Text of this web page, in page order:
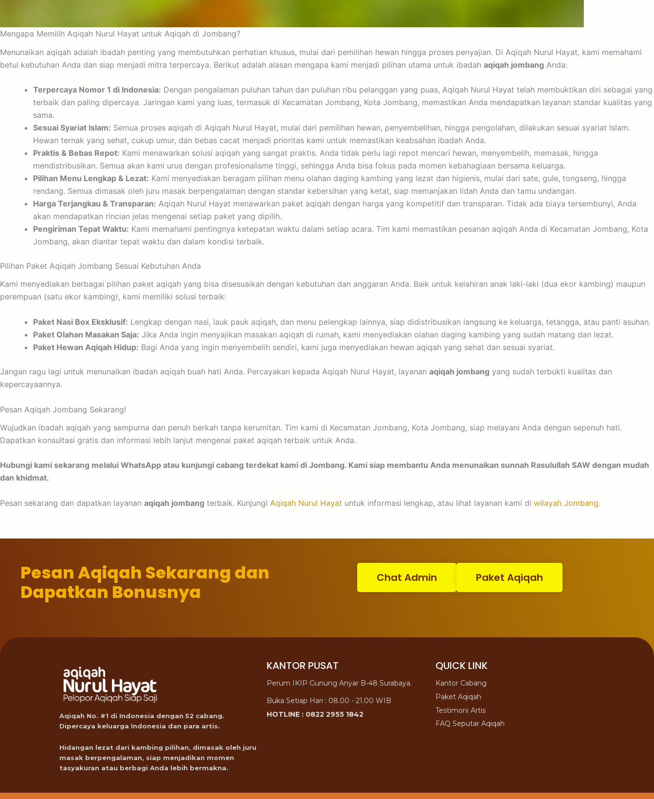
Mengapa Memilih Aqiqah Nurul Hayat untuk Aqiqah di Jombang?
Menunaikan aqiqah adalah ibadah penting yang membutuhkan perhatian khusus, mulai dari pemilihan hewan hingga proses penyajian. Di Aqiqah Nurul Hayat, kami memahami
betul kebutuhan Anda dan siap menjadi mitra terpercaya. Berikut adalah alasan mengapa kami menjadi pilihan utama untuk ibadah aqiqah jombang Anda:
Terpercaya Nomor 1 di Indonesia: Dengan pengalaman puluhan tahun dan puluhan ribu pelanggan yang puas, Aqiqah Nurul Hayat telah membuktikan diri sebagai yang
terbaik dan paling dipercaya. Jaringan kami yang luas, termasuk di Kecamatan Jombang, Kota Jombang, memastikan Anda mendapatkan layanan standar kualitas yang
sama.
Sesuai Syariat Islam: Semua proses aqiqah di Aqiqah Nurul Hayat, mulai dari pemilihan hewan, penyembelihan, hingga pengolahan, dilakukan sesuai syariat Islam.
Hewan ternak yang sehat, cukup umur, dan bebas cacat menjadi prioritas kami untuk memastikan keabsahan ibadah Anda.
Praktis & Bebas Repot: Kami menawarkan solusi aqiqah yang sangat praktis. Anda tidak perlu lagi repot mencari hewan, menyembelih, memasak, hingga
mendistribusikan. Semua akan kami urus dengan profesionalisme tinggi, sehingga Anda bisa fokus pada momen kebahagiaan bersama keluarga.
Pilihan Menu Lengkap & Lezat: Kami menyediakan beragam pilihan menu olahan daging kambing yang lezat dan higienis, mulai dari sate, gule, tongseng, hingga
rendang. Semua dimasak oleh juru masak berpengalaman dengan standar kebersihan yang ketat, siap memanjakan lidah Anda dan tamu undangan.
Harga Terjangkau & Transparan: Aqiqah Nurul Hayat menawarkan paket aqiqah dengan harga yang kompetitif dan transparan. Tidak ada biaya tersembunyi, Anda
akan mendapatkan rincian jelas mengenai setiap paket yang dipilih.
Pengiriman Tepat Waktu: Kami memahami pentingnya ketepatan waktu dalam setiap acara. Tim kami memastikan pesanan aqiqah Anda di Kecamatan Jombang, Kota
Jombang, akan diantar tepat waktu dan dalam kondisi terbaik.
Pilihan Paket Aqiqah Jombang Sesuai Kebutuhan Anda
Kami menyediakan berbagai pilihan paket aqiqah yang bisa disesuaikan dengan kebutuhan dan anggaran Anda. Baik untuk kelahiran anak laki-laki (dua ekor kambing) maupun
perempuan (satu ekor kambing), kami memiliki solusi terbaik:
Paket Nasi Box Eksklusif: Lengkap dengan nasi, lauk pauk aqiqah, dan menu pelengkap lainnya, siap didistribusikan langsung ke keluarga, tetangga, atau panti asuhan.
Paket Olahan Masakan Saja: Jika Anda ingin menyajikan masakan aqiqah di rumah, kami menyediakan olahan daging kambing yang sudah matang dan lezat.
Paket Hewan Aqiqah Hidup: Bagi Anda yang ingin menyembelih sendiri, kami juga menyediakan hewan aqiqah yang sehat dan sesuai syariat.
Jangan ragu lagi untuk menunaikan ibadah aqiqah buah hati Anda. Percayakan kepada Aqiqah Nurul Hayat, layanan aqiqah jombang yang sudah terbukti kualitas dan
kepercayaannya.
Pesan Aqiqah Jombang Sekarang!
Wujudkan ibadah aqiqah yang sempurna dan penuh berkah tanpa kerumitan. Tim kami di Kecamatan Jombang, Kota Jombang, siap melayani Anda dengan sepenuh hati.
Dapatkan konsultasi gratis dan informasi lebih lanjut mengenai paket aqiqah terbaik untuk Anda.
Hubungi kami sekarang melalui WhatsApp atau kunjungi cabang terdekat kami di Jombang. Kami siap membantu Anda menunaikan sunnah Rasulullah SAW dengan mudah
dan khidmat.
Pesan sekarang dan dapatkan layanan aqiqah jombang terbaik. Kunjungi Aqiqah Nurul Hayat untuk informasi lengkap, atau lihat layanan kami di wilayah Jombang.
Pesan Aqiqah Sekarang dan
Dapatkan Bonusnya
Chat Admin Paket Aqiqah
Aqiqah No. #1 di Indonesia dengan 52 cabang.
Dipercaya keluarga Indonesia dan para artis.
Hidangan lezat dari kambing pilihan, dimasak oleh juru
masak berpengalaman, siap menjadikan momen
tasyakuran atau berbagi Anda lebih bermakna.
KANTOR PUSAT
Perum IKIP Gunung Anyar B-48 Surabaya.
Buka Setiap Hari : 08.00 - 21.00 WIB
HOTLINE : 0822 2955 1842
QUICK LINK
Kantor Cabang
Paket Aqiqah
Testimoni Artis
FAQ Seputar Aqiqah